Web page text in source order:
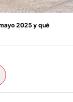
2025 y qué